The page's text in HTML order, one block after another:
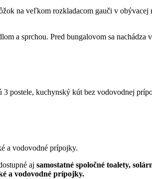
na veľkom rozkladacom gauči v
a sprchou. Pred bungalovom sa nachádza
3 postele, kuchynský kút bez vodovodnej
a vodovodné prípojky.
aj samostatné spoločné toalety,
a vodovodné prípojky.